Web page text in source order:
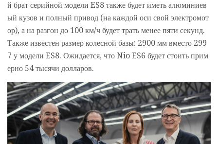
й брат серийной модели ES8 также будет иметь алюминиев
ый кузов и полный привод (на каждой оси свой электромот
ор), а на разгон до 100 км/ч будет трать менее пяти секунд.
Также известен размер колесной базы: 2900 мм вместо 299
7 у модели ES8. Ожидается, что Nio ES6 будет стоить прим
ерно 54 тысячи долларов.